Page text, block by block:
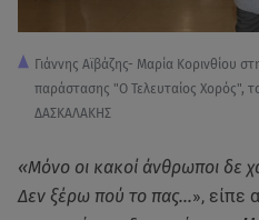
Γιάννης Αϊβάζης- Μαρία Κορινθίου
παράστασης "Ο Τελευταίος Χορός",
ΔΑΣΚΑΛΑΚΗΣ
«Μόνο οι κακοί άνθρωποι δε
Δεν ξέρω πού το πας...», είπε